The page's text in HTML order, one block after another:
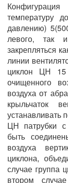
температуру
давлению)
левого, так
закрепляться
линии
циклон ЦН 15
очищенного
воздуха от
крыльчаток
устанавливать
ЦН патрубки с
быть
воздуха
циклона,
случае группа
втором